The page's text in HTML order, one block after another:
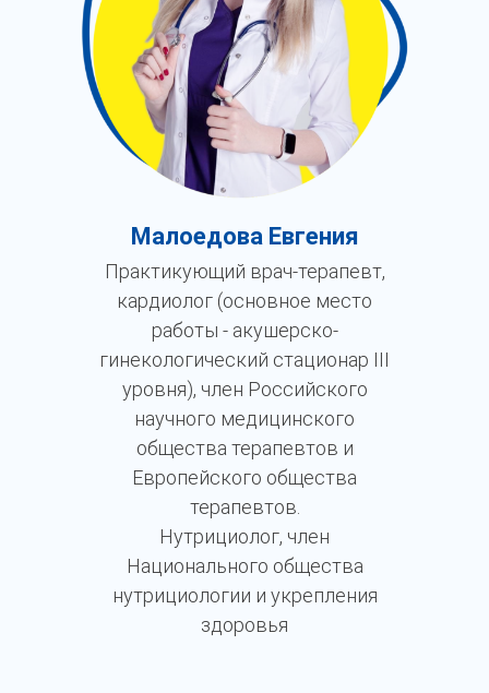
Малоедова Евгения
Практикующий врач-терапевт,
кардиолог (основное место
работы - акушерско-
гинекологический стационар III
уровня), член Российского
научного медицинского
общества терапевтов и
Европейского общества
терапевтов.
Нутрициолог, член
Национального общества
нутрициологии и укрепления
здоровья